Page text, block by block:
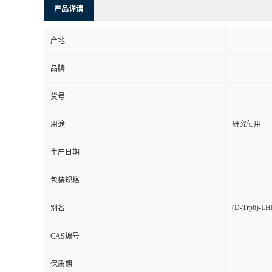
产品详请
产地
品牌
货号
用途 研究使用
生产日期
包装规格
别名 (D-Trp6)-
CAS编号
保质期